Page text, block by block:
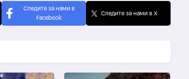
Следите за нами в
Facebook
Следите за нами в X